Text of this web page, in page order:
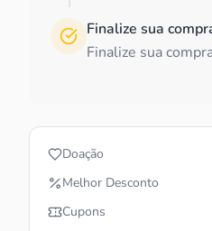
Finalize sua
Finalize sua
Doação
Melhor Desconto
Cupons